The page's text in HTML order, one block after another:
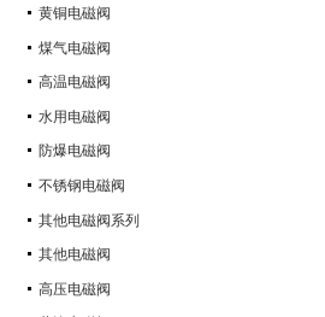
黄铜电磁阀
煤气电磁阀
高温电磁阀
水用电磁阀
防爆电磁阀
不锈钢电磁阀
其他电磁阀系列
其他电磁阀
高压电磁阀